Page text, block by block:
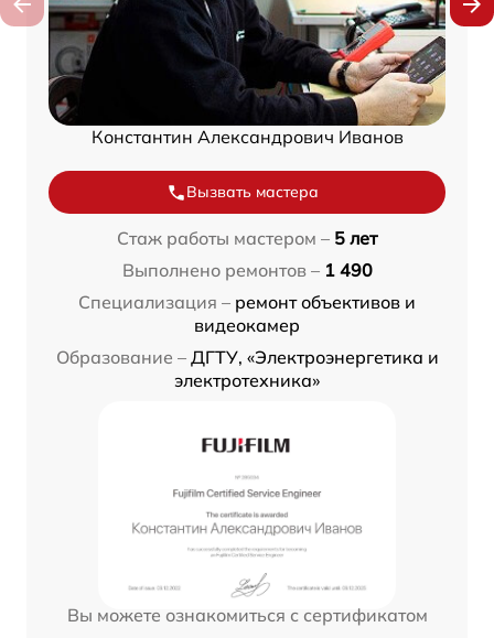
Константин Александрович Иванов
Вызвать мастера
Стаж работы мастером – 5 лет
Выполнено ремонтов – 1 490
Специализация – ремонт объективов и
видеокамер
Образование – ДГТУ, «Электроэнергетика и
электротехника»
Вы можете ознакомиться с сертификатом